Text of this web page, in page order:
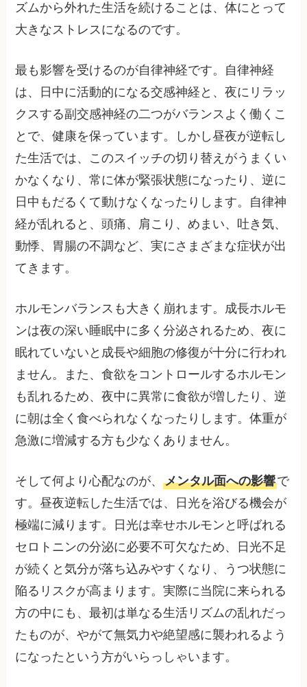
ズムから外れた生活を続けることは、体にとって
大きなストレスになるのです。
最も影響を受けるのが自律神経です。自律神経
は、日中に活動的になる交感神経と、夜にリラッ
クスする副交感神経の二つがバランスよく働くこ
とで、健康を保っています。しかし昼夜が逆転し
た生活では、このスイッチの切り替えがうまくい
かなくなり、常に体が緊張状態になったり、逆に
日中もだるくて動けなくなったりします。自律神
経が乱れると、頭痛、肩こり、めまい、吐き気、
動悸、胃腸の不調など、実にさまざまな症状が出
てきます。
ホルモンバランスも大きく崩れます。成長ホルモ
ンは夜の深い睡眠中に多く分泌されるため、夜に
眠れていないと成長や細胞の修復が十分に行われ
ません。また、食欲をコントロールするホルモン
も乱れるため、夜中に異常に食欲が増したり、逆
に朝は全く食べられなくなったりします。体重が
急激に増減する方も少なくありません。
そして何より心配なのが、メンタル面への影響で
す。昼夜逆転した生活では、日光を浴びる機会が
極端に減ります。日光は幸せホルモンと呼ばれる
セロトニンの分泌に必要不可欠なため、日光不足
が続くと気分が落ち込みやすくなり、うつ状態に
陥るリスクが高まります。実際に当院に来られる
方の中にも、最初は単なる生活リズムの乱れだっ
たものが、やがて無気力や絶望感に襲われるよう
になったという方がいらっしゃいます。